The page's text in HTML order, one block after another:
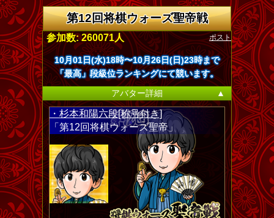
第12回将棋ウォーズ聖帝戦
ポスト
参加数: 260071人
10月01日(水)18時〜10月26日(日)23時まで
「最高」段級位ランキングにて競います。
アバター詳細
▲
・杉本和陽六段[称号付き]
「第12回将棋ウォーズ聖帝」